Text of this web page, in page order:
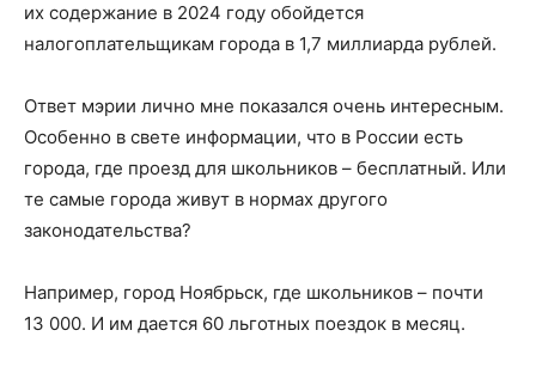
их содержание в 2024 году обойдется
налогоплательщикам города в 1,7 миллиарда рублей.
Ответ мэрии лично мне показался очень интересным.
Особенно в свете информации, что в России есть
города, где проезд для школьников – бесплатный. Или
те самые города живут в нормах другого
законодательства?
Например, город Ноябрьск, где школьников – почти
13 000. И им дается 60 льготных поездок в месяц.